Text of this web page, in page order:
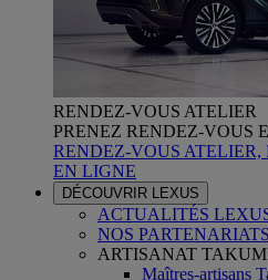
RENDEZ-VOUS ATELIER
PRENEZ RENDEZ-VOUS
RENDEZ-VOUS ATELIER,
EN LIGNE
DÉCOUVRIR LEXUS
ACTUALITÉS
NOS PARTENARIATS
ARTISANAT
Maîtres-artisans